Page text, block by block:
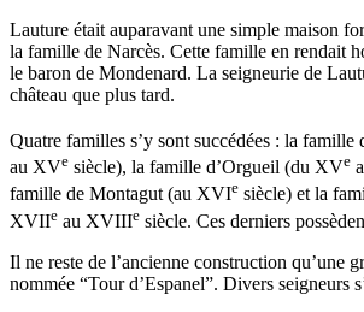
Lauture était auparavant une simple maison
la famille de Narcès. Cette famille en rendait
le baron de Mondenard. La seigneurie de
château que plus tard.
Quatre familles s’y sont succédées : la
au XVe siècle), la famille d’Orgueil (du XVe
famille de Montagut (au XVIe siècle) et la
XVIIe au XVIIIe siècle. Ces derniers
Il ne reste de l’ancienne construction qu’une
nommée “Tour d’Espanel”. Divers seigneurs